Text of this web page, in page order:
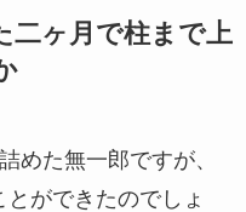
二ヶ月で柱まで上
めた無一郎ですが、
ができたのでしょ